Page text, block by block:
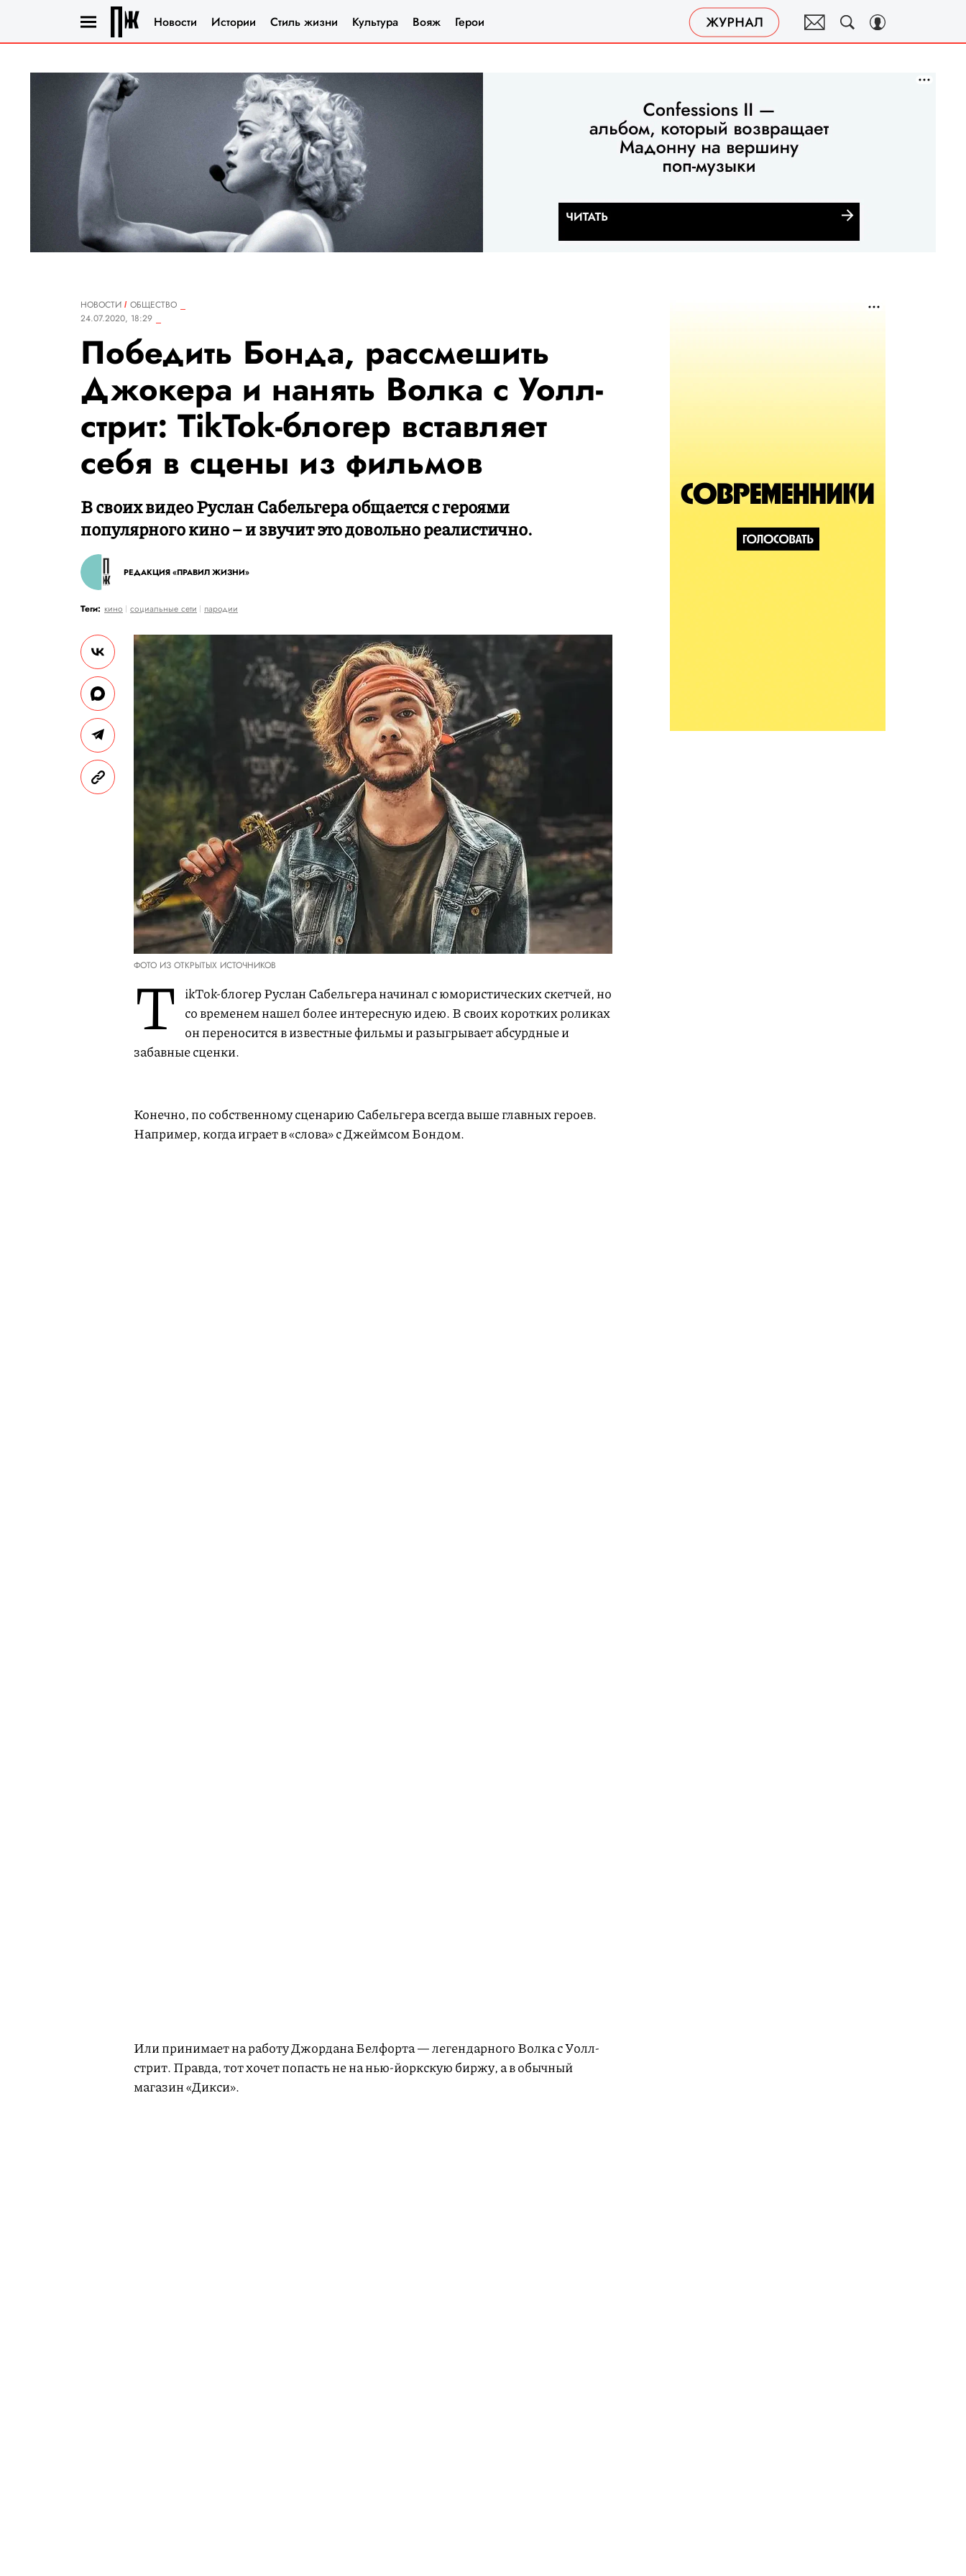
Новости Истории Стиль жизни Культура Вояж Герои
НОВОСТИ
ОБЩЕСТВО
24.07.2020, 18:29
Победить Бонда, рассмешить
Джокера и нанять Волка с Уолл-
стрит: TikTok-блогер вставляет
себя в сцены из фильмов
В своих видео Руслан Сабельгера общается с героями
популярного кино – и звучит это довольно реалистично.
РЕДАКЦИЯ «ПРАВИЛ ЖИЗНИ»
Теги: кино социальные сети пародии
ФОТО ИЗ ОТКРЫТЫХ ИСТОЧНИКОВ
T ikTok-блогер Руслан Сабельгера начинал с юмористических скетчей, но
со временем нашел более интересную идею. В своих коротких роликах
он переносится в известные фильмы и разыгрывает абсурдные и
забавные сценки.
Конечно, по собственному сценарию Сабельгера всегда выше главных героев.
Например, когда играет в «слова» с Джеймсом Бондом.
Или принимает на работу Джордана Белфорта — легендарного Волка с Уолл-
стрит. Правда, тот хочет попасть не на нью-йоркскую биржу, а в обычный
магазин «Дикси».